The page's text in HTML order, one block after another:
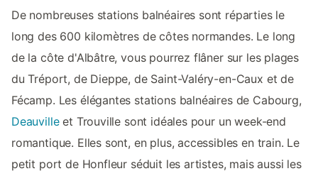
De nombreuses stations balnéaires sont réparties le
long des 600 kilomètres de côtes normandes. Le long
de la côte d'Albâtre, vous pourrez flâner sur les plages
du Tréport, de Dieppe, de Saint-Valéry-en-Caux et de
Fécamp. Les élégantes stations balnéaires de Cabourg,
Deauvilleet Trouville sont idéales pour un week-end
romantique. Elles sont, en plus, accessibles en train. Le
petit port de Honfleur séduit les artistes, mais aussi les